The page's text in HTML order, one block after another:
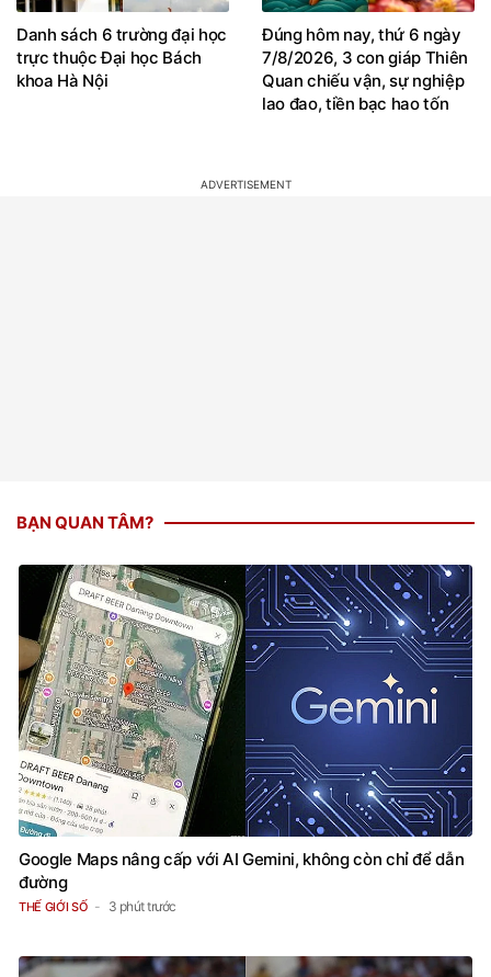
Danh sách 6 trường đại học
trực thuộc Đại học Bách
khoa Hà Nội
Đúng hôm nay, thứ 6 ngày
7/8/2026, 3 con giáp Thiên
Quan chiếu vận, sự nghiệp
lao đao, tiền bạc hao tốn
Google Maps nâng cấp với AI Gemini, không còn chỉ để dẫn
đường
THẾ GIỚI SỐ